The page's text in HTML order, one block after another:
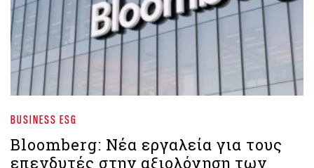
BUSINESS ESG
Bloomberg: Νέα εργαλεία για τους
επενδυτές στην αξιολόγηση των